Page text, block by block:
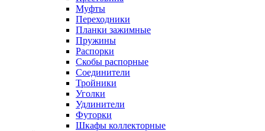
Муфты
Переходники
Планки зажимные
Пружины
Распорки
Скобы распорные
Соединители
Тройники
Уголки
Удлинители
Футорки
Шкафы коллекторные